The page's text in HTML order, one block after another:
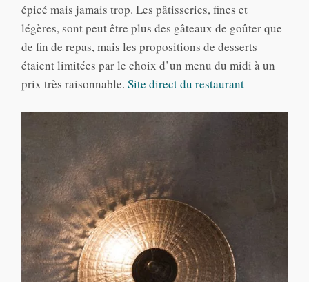
épicé mais jamais trop. Les pâtisseries, fines et
légères, sont peut être plus des gâteaux de goûter que
de fin de repas, mais les propositions de desserts
étaient limitées par le choix d’un menu du midi à un
prix très raisonnable. Site direct du restaurant